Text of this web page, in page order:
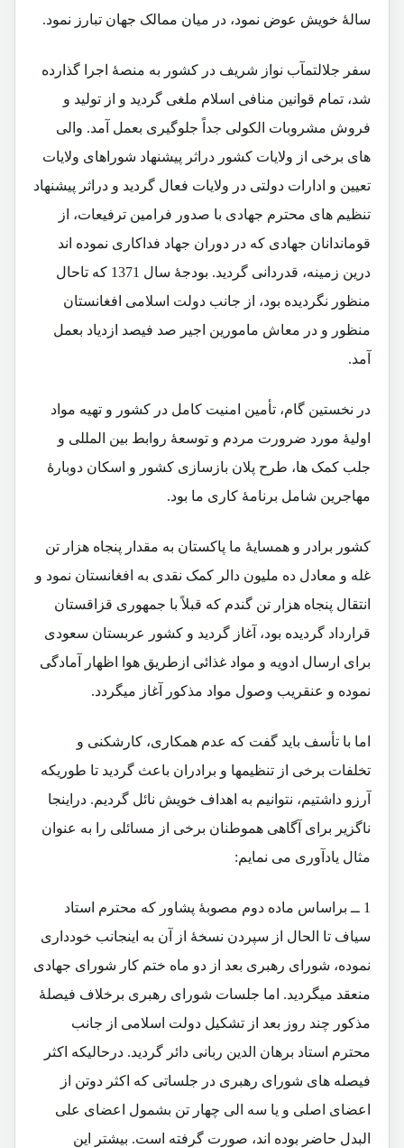
سالۀ خویش عوض نمود، در میان ممالک جهان تبارز نمود.
سفر جلالتمآب نواز شریف در کشور به منصۀ اجرا گذارده
شد، تمام قوانین منافی اسلام ملغی گردید و از تولید و
فروش مشروبات الکولی جداً جلوگیری بعمل آمد. والی
های برخی از ولایات کشور دراثر پیشنهاد شوراهای ولایات
تعیین و ادارات دولتی در ولایات فعال گردید و دراثر پیشنهاد
تنظیم های محترم جهادی با صدور فرامین ترفیعات، از
قوماندانان جهادی که در دوران جهاد فداکاری نموده اند
درین زمینه، قدردانی گردید. بودجۀ سال 1371 که تاحال
منظور نگردیده بود، از جانب دولت اسلامی افغانستان
منظور و در معاش مامورین اجیر صد فیصد ازدیاد بعمل
آمد.
در نخستین گام، تأمین امنیت کامل در کشور و تهیه مواد
اولیۀ مورد ضرورت مردم و توسعۀ روابط بین المللی و
جلب کمک ها، طرح پلان بازسازی کشور و اسکان دوبارۀ
مهاجرین شامل برنامۀ کاری ما بود.
کشور برادر و همسایۀ ما پاکستان به مقدار پنجاه هزار تن
غله و معادل ده ملیون دالر کمک نقدی به افغانستان نمود و
انتقال پنجاه هزار تن گندم که قبلاً با جمهوری قزاقستان
قرارداد گردیده بود، آغاز گردید و کشور عربستان سعودی
برای ارسال ادویه و مواد غذائی ازطریق هوا اظهار آمادگی
نموده و عنقریب وصول مواد مذکور آغاز میگردد.
اما با تأسف باید گفت که عدم همکاری، کارشکنی و
تخلفات برخی از تنظیمها و برادران باعث گردید تا طوریکه
آرزو داشتیم، نتوانیم به اهداف خویش نائل گردیم. دراینجا
ناگزیر برای آگاهی هموطنان برخی از مسائلی را به عنوان
مثال یادآوری می نمایم:
1 ــ
براساس ماده دوم مصوبۀ پشاور که محترم استاد
سیاف تا الحال از سپردن نسخۀ از آن به اینجانب خودداری
نموده، شورای رهبری بعد از دو ماه ختم کار شورای جهادی
منعقد میگردید. اما جلسات شورای رهبری برخلاف فیصلۀ
مذکور چند روز بعد از تشکیل دولت اسلامی از جانب
محترم استاد برهان الدین ربانی دائر گردید. درحالیکه اکثر
فیصله های شورای رهبری در جلساتی که اکثر دوتن از
اعضای اصلی و یا سه الی چهار تن بشمول اعضای علی
البدل حاضر بوده اند، صورت گرفته است. بیشتر این